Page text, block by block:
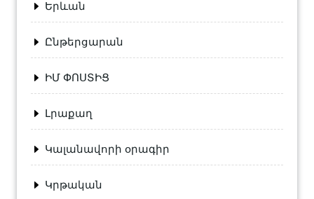
Երևան
Ընթերցարան
ԻՄ ՓՈՍՏԻՑ
Լրաքաղ
Կալանավորի օրագիր
Կրթական